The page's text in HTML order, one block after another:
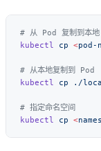
kubectl cp <pod-
kubectl cp ./
kubectl cp <